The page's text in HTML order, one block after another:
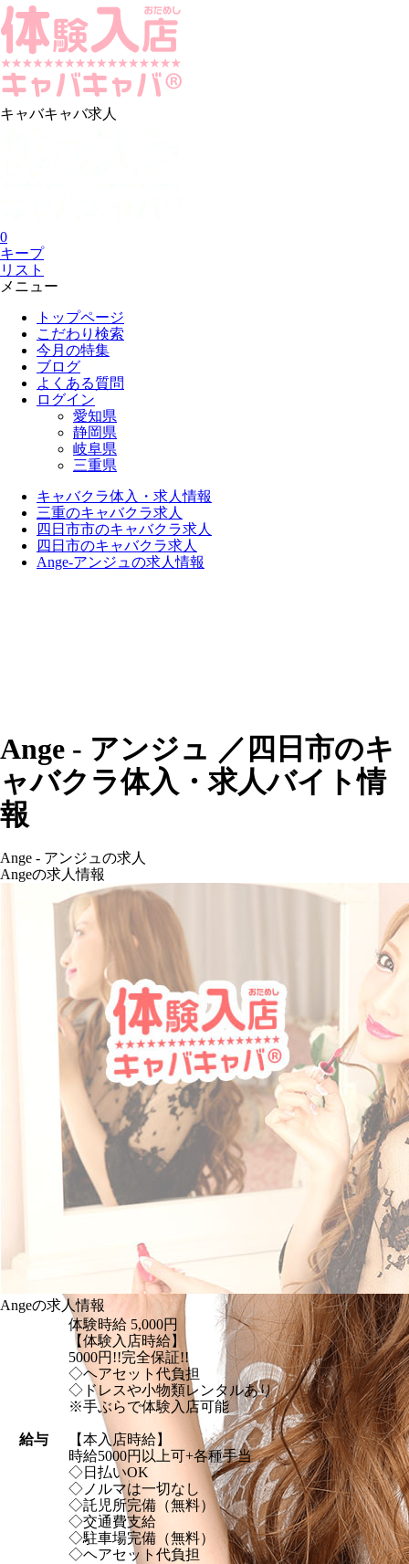
キャバキャバ求人
0
キープ
リスト
メニュー
トップページ
こだわり検索
今月の特集
ブログ
よくある質問
ログイン
愛知県
静岡県
岐阜県
三重県
キャバクラ体入・求人情報
三重のキャバクラ求人
四日市市のキャバクラ求人
四日市のキャバクラ求人
Ange-アンジュの求人情報
Ange - アンジュ ／四日市のキ
ャバクラ体入・求人バイト情
報
Ange - アンジュの求人
Angeの求人情報
Angeの求人情報
給与
体験時給 5,000円
【体験入店時給】
5000円!!完全保証!!
◇ヘアセット代負担
◇ドレスや小物類レンタルあり
※手ぶらで体験入店可能
【本入店時給】
時給5000円以上可+各種手当
◇日払いOK
◇ノルマは一切なし
◇託児所完備（無料）
◇交通費支給
◇駐車場完備（無料）
◇ヘアセット代負担